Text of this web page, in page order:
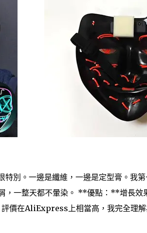
別。一邊是纖維，一邊是定型膏。我
，一整天都不暈染。 **優點：**增長
價在AliExpress上相當高，我完全理解